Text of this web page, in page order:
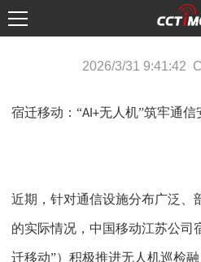
2026/3/31 9:41:42
宿迁移动： “AI+无人机”筑牢通信
近期，针对通信设施分布广泛、
的实际情况，中国移动江苏公司
迁移动”）积极推进无人机巡检